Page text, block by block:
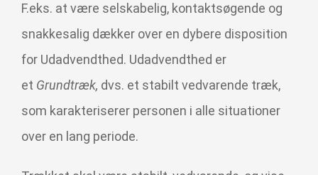
F.eks. at være selskabelig, kontaktsøgende og
snakkesalig dækker over en dybere disposition
for Udadvendthed. Udadvendthed er
et Grundtræk, dvs. et stabilt vedvarende træk,
som karakteriserer personen i alle situationer
over en lang periode.